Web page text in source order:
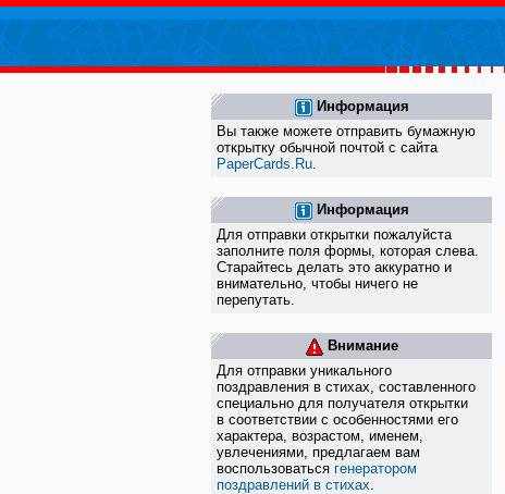
Информация
Вы также можете отправить бумажную
открытку обычной почтой с сайта
PaperCards.Ru.
Информация
Для отправки открытки пожалуйста
заполните поля формы, которая слева.
Старайтесь делать это аккуратно и
внимательно, чтобы ничего не
перепутать.
Внимание
Для отправки уникального
поздравления в стихах, составленного
специально для получателя открытки
в соответствии с особенностями его
характера, возрастом, именем,
увлечениями, предлагаем вам
воспользоваться генератором
поздравлений в стихах.